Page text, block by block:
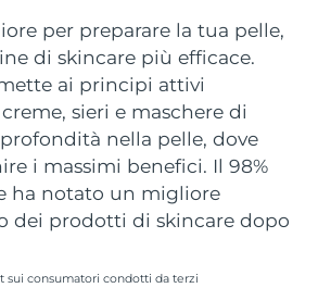
per preparare la tua pelle,
di skincare più efficace.
ai principi attivi
sieri e maschere di
nella pelle, dove
i massimi benefici. Il 98%
ha notato un migliore
dei prodotti di skincare dopo
sui consumatori condotti da terzi